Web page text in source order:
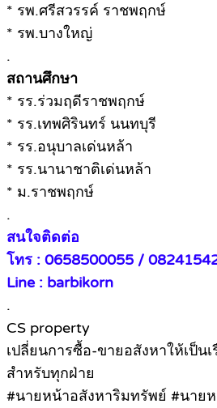
* รพ.ศรีสวรรค์ ราชพฤกษ์
* รพ.บางใหญ่
.
สถานศึกษา
* รร.ร่วมฤดีราชพฤกษ์
* รร.เทพศิรินทร์ นนทบุรี
* รร.อนุบาลเด่นหล้า
* รร.นานาชาติเด่นหล้า
* ม.ราชพฤกษ์
.
สนใจติดต่อ
โทร : 0658500055 /
Line : barbikorn
.
CS property
เปลี่ยนการซื้อ-ขายอสังหาให้เป็นเ
สำหรับทุกฝ่าย
#นายหน้าอสังหาริมทรัพย์ #นาย